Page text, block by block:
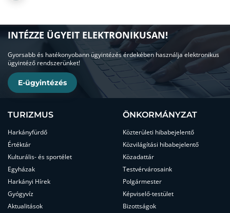
INTÉZZE ÜGYEIT ELEKTRONIKUSAN!
Gyorsabb és hatékonyobann ügyintézés érdekében használja elektronikus
ügyintéző rendszerünket!
E-ügyintézés
TURIZMUS
Harkányfürdő
Értéktár
Kulturális- és sportélet
Egyházak
Harkányi Hírek
Gyógyvíz
Aktualitások
ÖNKORMÁNYZAT
Közterületi hibabejelentő
Közvilágítási hibabejelentő
Közadattár
Testvérvárosaink
Polgármester
Képviselő-testület
Bizottságok